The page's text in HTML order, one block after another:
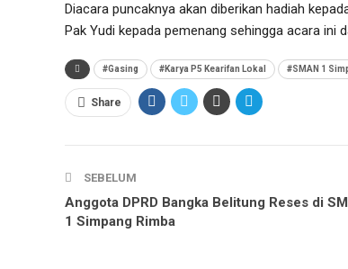
Diacara puncaknya akan diberikan hadiah
Pak Yudi kepada pemenang sehingga acara ini
#Gasing #Karya P5 Kearifan Lokal #SMAN 1
Share
SEBELUM
Anggota DPRD Bangka Belitung Reses di
1 Simpang Rimba